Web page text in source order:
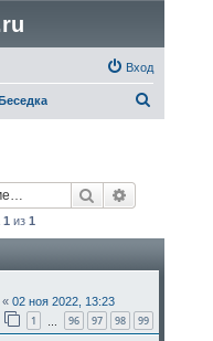
Вход
Поиск
1 из1
02 ноя 2022, 13:23
1 96 97 98 99